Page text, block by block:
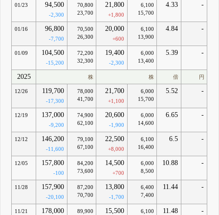
01/23 94,500
-2,300
70,800
23,700
21,800
+1,800
6,100
15,700
4.33 -
01/16 96,800
-7,700
70,500
26,300
20,000
+600
6,100
13,900
4.84 -
01/09 104,500
-15,200
72,200
32,300
19,400
-2,300
6,000
13,400
5.39 -
2025 株 株 倍 円
12/26 119,700
-17,300
78,000
41,700
21,700
+1,100
6,000
15,700
5.52 -
12/19 137,000
-9,200
74,900
62,100
20,600
-1,900
6,000
14,600
6.65 -
12/12 146,200
-11,600
79,100
67,100
22,500
+8,000
6,100
16,400
6.5 -
12/05 157,800
-100
84,200
73,600
14,500
+700
6,000
8,500
10.88 -
11/28 157,900
-20,100
87,200
70,700
13,800
-1,700
6,400
7,400
11.44 -
11/21 178,000
89,900
15,500
6,100
11.48 -